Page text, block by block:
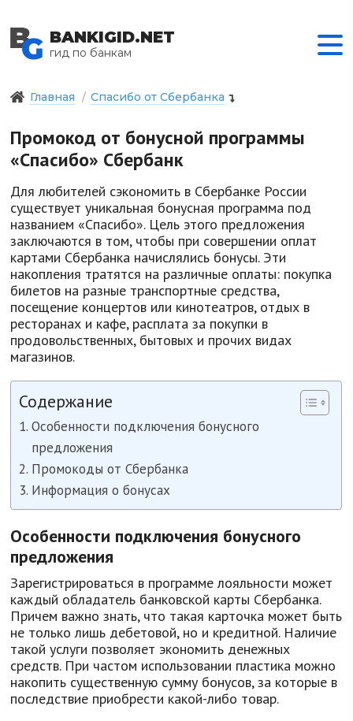
BANKIGID.NET
гид по банкам
Главная Спасибо от Сбербанка
Промокод от бонусной программы
«Спасибо» Сбербанк
Для любителей сэкономить в Сбербанке России
существует уникальная бонусная программа под
названием «Спасибо». Цель этого предложения
заключаются в том, чтобы при совершении оплат
картами Сбербанка начислялись бонусы. Эти
накопления тратятся на различные оплаты: покупка
билетов на разные транспортные средства,
посещение концертов или кинотеатров, отдых в
ресторанах и кафе, расплата за покупки в
продовольственных, бытовых и прочих видах
магазинов.
Содержание
Особенности подключения бонусного
предложения
Промокоды от Сбербанка
Информация о бонусах
Особенности подключения бонусного
предложения
Зарегистрироваться в программе лояльности может
каждый обладатель банковской карты Сбербанка.
Причем важно знать, что такая карточка может быть
не только лишь дебетовой, но и кредитной. Наличие
такой услуги позволяет экономить денежных
средств. При частом использовании пластика можно
накопить существенную сумму бонусов, за которые в
последствие приобрести какой-либо товар.